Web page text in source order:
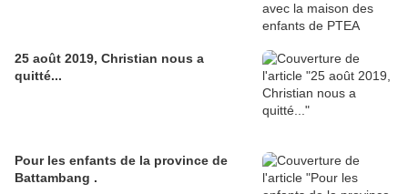
25 août 2019, Christian nous a
quitté...
Pour les enfants de la province de
Battambang .